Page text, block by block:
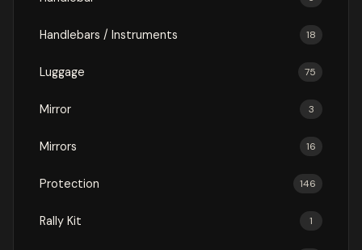
Handlebars / Instruments 18
Luggage 75
Mirror 3
Mirrors 16
Protection 146
Rally Kit 1